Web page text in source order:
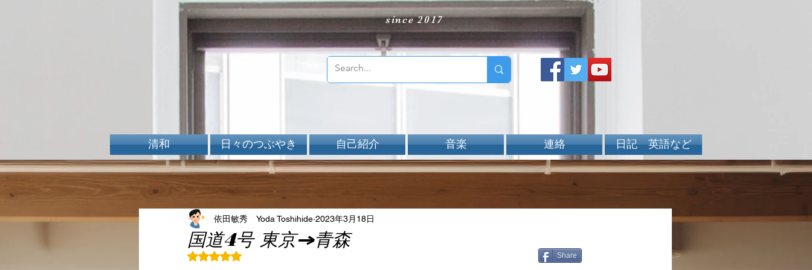
since 2017
清和 日々のつぶやき 自己紹介 音楽 連絡 日記 英語など
国道4号 東京→青森
依田敏秀 Yoda Toshihide 2023年3月18日
5つ星のうちNaNと評価されています。 Share